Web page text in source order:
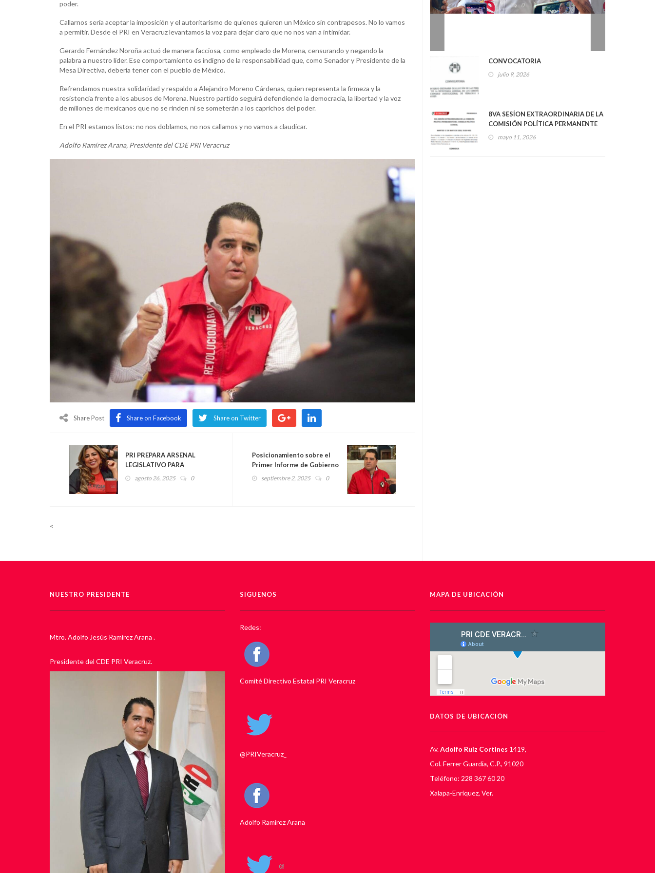
poder.
Callarnos sería aceptar la imposición y el autoritarismo de quienes quieren un México sin contrapesos. No lo vamos
a permitir. Desde el PRI en Veracruz levantamos la voz para dejar claro que no nos van a intimidar.
Gerardo Fernández Noroña actuó de manera facciosa, como empleado de Morena, censurando y negando la
palabra a nuestro líder. Ese comportamiento es indigno de la responsabilidad que, como Senador y Presidente de la
Mesa Directiva, debería tener con el pueblo de México.
Refrendamos nuestra solidaridad y respaldo a Alejandro Moreno Cárdenas, quien representa la firmeza y la
resistencia frente a los abusos de Morena. Nuestro partido seguirá defendiendo la democracia, la libertad y la voz
de millones de mexicanos que no se rinden ni se someterán a los caprichos del poder.
En el PRI estamos listos: no nos doblamos, no nos callamos y no vamos a claudicar.
Adolfo Ramírez Arana, Presidente del CDE PRI Veracruz
Share Post Share on Facebook Share on Twitter
PRI PREPARA ARSENAL
LEGISLATIVO PARA
ENFRENTAR LOS AVANCES
AUTORITARIOS DE
agosto 26, 2025 0
Posicionamiento sobre el
Primer Informe de Gobierno
de la presidenta de México
– Adolfo Ramírez Arana
septiembre 2, 2025 0
<
2026
0
CONVOCATORIA
julio 9, 2026
8VA SESÍON EXTRAORDINARIA DE LA
COMISIÓN POLÍTICA PERMANENTE
DEL CONSEJO POLÍTICO ESTATAL
mayo 11, 2026
NUESTRO PRESIDENTE
Mtro. Adolfo Jesús Ramírez Arana .
Presidente del CDE PRI Veracruz.
SIGUENOS
Redes:
Comité Directivo Estatal PRI Veracruz
@PRIVeracruz_
Adolfo Ramirez Arana
@
MAPA DE UBICACIÓN
DATOS DE UBICACIÓN
Av.Adolfo Ruiz Cortines 1419,
Col. Ferrer Guardia, C.P., 91020
Teléfono: 228 367 60 20
Xalapa-Enríquez, Ver.